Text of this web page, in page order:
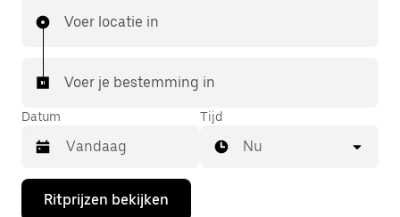
Voer locatie in
Voer je bestemming in
Datum
Druk
Tijd
Nu
Ritprijzen bekijken